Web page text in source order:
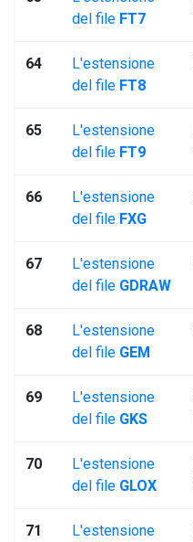
del file FT7
64
L'estensione
del file FT8
65
L'estensione
del file FT9
66
L'estensione
del file FXG
67
L'estensione
del file GDRAW
68
L'estensione
del file GEM
69
L'estensione
del file GKS
70
L'estensione
del file GLOX
71
L'estensione